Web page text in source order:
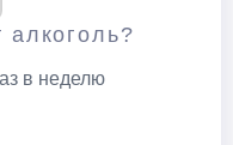
алкоголь?
в неделю